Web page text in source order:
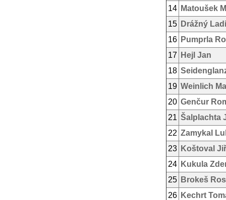
14 Matoušek
15 Drážný
16 Pumprla
17
Hejl Jan
18
19 Weinlich
20 Genčur
21 Šalplachta
22 Zamykal
23 Koštoval
24 Kukula
25 Brokeš
26 Kechrt